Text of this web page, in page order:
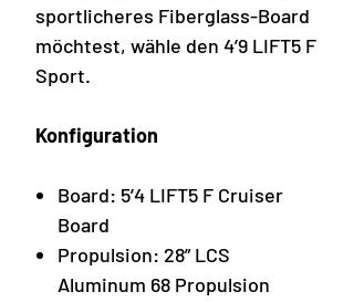
sportlicheres Fiberglass-Board
möchtest, wähle den 4’9 LIFT5 F
Sport.
Konfiguration
Board: 5’4 LIFT5 F Cruiser
Board
Propulsion: 28” LCS
Aluminum 68 Propulsion